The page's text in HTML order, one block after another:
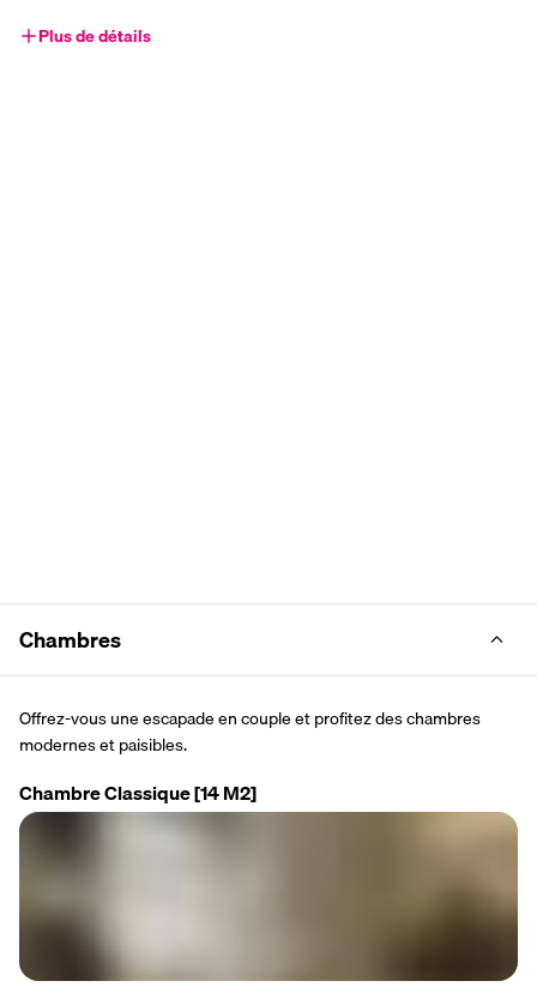
Plus de détails
Chambres
Offrez-vous une escapade en couple et profitez des chambres
modernes et paisibles.
Chambre Classique[14 M2]